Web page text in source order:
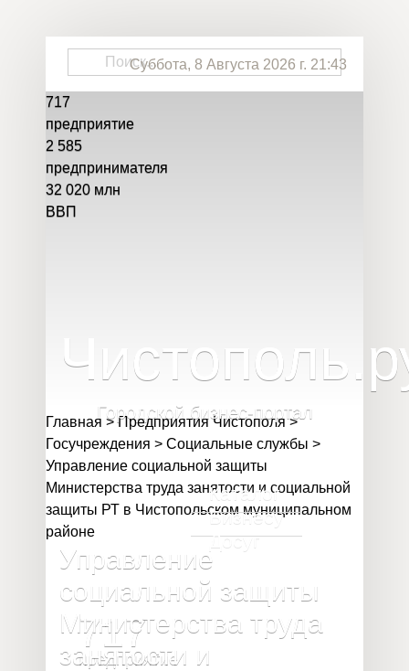
Суббота, 8 Августа 2026 г. 21:43
717
предприятие
2 585
предпринимателя
32 020 млн
ВВП
Чистополь
Городской бизнес-портал
Каталог
Бизнесу
Досуг
717
предприятие
Главная > Предприятия Чистополя >
Госучреждения > Социальные службы >
Управление социальной защиты
Министерства труда занятости и социальной
защиты РТ в Чистопольском муниципальном
районе
Управление
социальной защиты
Министерства труда
занятости и